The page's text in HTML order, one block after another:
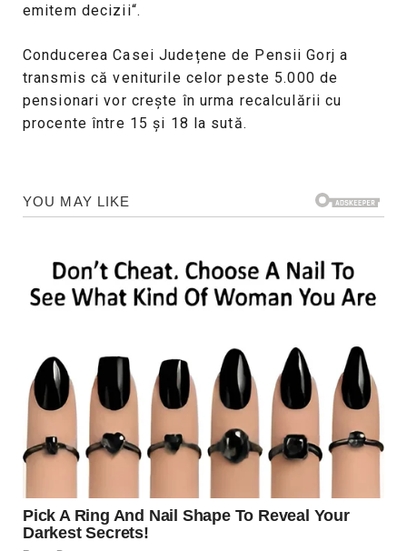
emitem decizii“.
Conducerea Casei Județene de Pensii Gorj a
transmis că veniturile celor peste 5.000 de
pensionari vor crește în urma recalculării cu
procente între 15 și 18 la sută.